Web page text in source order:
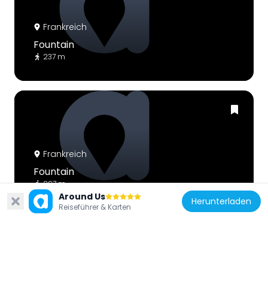
Frankreich
Fountain
237 m
Frankreich
Fountain
297 m
Around Us
Reiseführer & Karten Herunterladen